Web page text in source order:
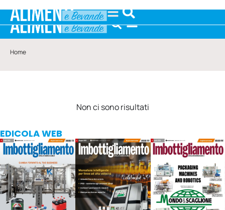
Home
Non ci sono risultati
EDICOLA WEB